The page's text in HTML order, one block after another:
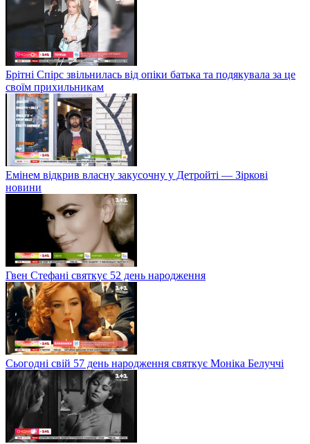
Брітні Спірс звільнилась від опіки батька та подякувала за це
своїм прихильникам
Емінем відкрив власну закусочну у Детройті — Зіркові
новини
Гвен Стефані святкує 52 день народження
Сьогодні свій 57 день народження святкує Моніка Белуччі